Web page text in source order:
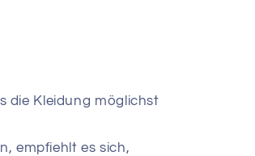
die Kleidung möglichst
empfiehlt es sich,